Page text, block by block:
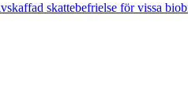
skattebefrielse för vissa